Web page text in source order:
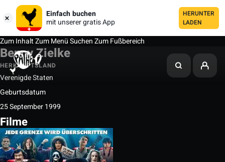
Einfach buchen
mit unserer gratis App
HERUNTER
LADEN
Zum InhaltZum MenüSuchenZum Fußbereich
Benny Zielke
HERKUNFTSLAND
Verenigde Staten
Geburtsdatum
25 September 1999
Filme